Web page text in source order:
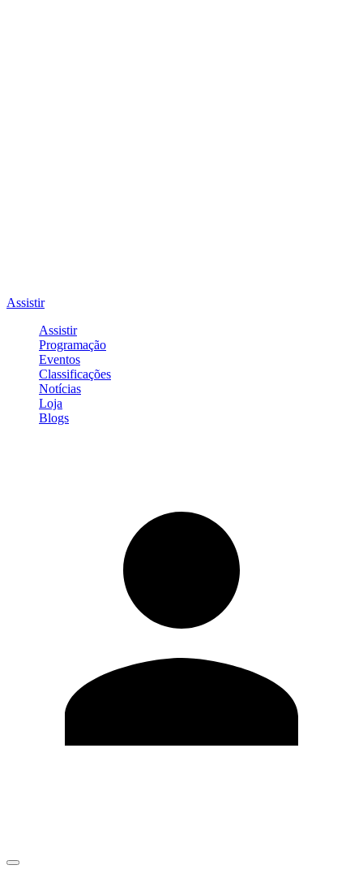
Assistir
Assistir
Programação
Eventos
Classificações
Notícias
Loja
Blogs